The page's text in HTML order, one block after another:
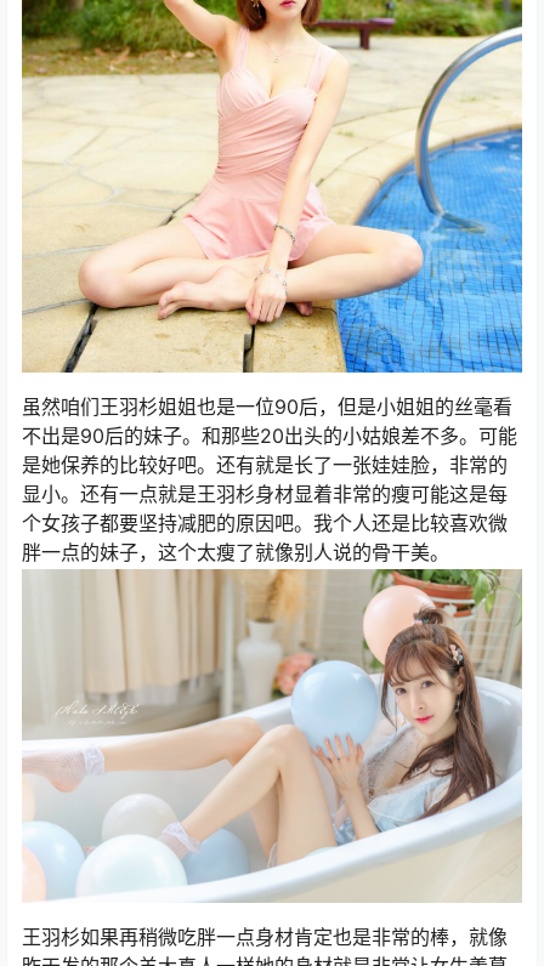
虽然咱们王羽杉姐姐也是一位90后，但是小姐姐的丝毫看
不出是90后的妹子。和那些20出头的小姑娘差不多。可能
是她保养的比较好吧。还有就是长了一张娃娃脸，非常的
显小。还有一点就是王羽杉身材显着非常的瘦可能这是每
个女孩子都要坚持减肥的原因吧。我个人还是比较喜欢微
胖一点的妹子，这个太瘦了就像别人说的骨干美。
王羽杉如果再稍微吃胖一点身材肯定也是非常的棒，就像